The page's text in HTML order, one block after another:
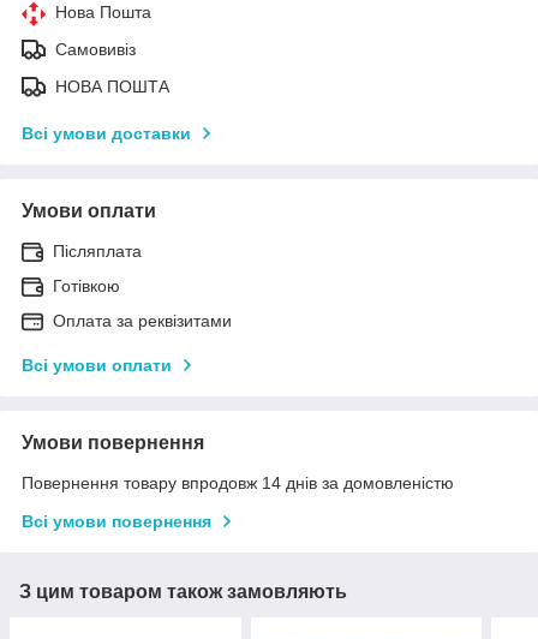
Нова Пошта
Самовивіз
НОВА ПОШТА
Всі умови доставки
Умови оплати
Післяплата
Готівкою
Оплата за реквізитами
Всі умови оплати
Умови повернення
Повернення товару впродовж 14 днів за домовленістю
Всі умови повернення
З цим товаром також замовляють